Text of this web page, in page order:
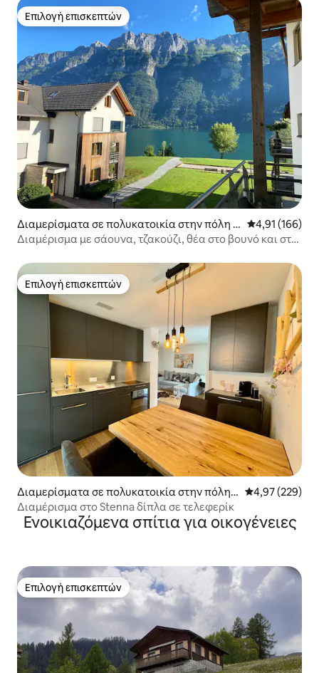
Επιλογή επισκεπτών
Επιλογή επισκεπτών
Διαμερίσματα σε πολυκατοικία στην πόλη U
nterterzen
Μέση
4,91 (166)
Διαμέρισμα με σάουνα, τζακούζι, θέα στο βουνό και στη
Επιλογή επισκεπτών
Επιλογή επισκεπτών
Διαμερίσματα σε πολυκατοικία στην πόλη F
lims
Μέση
4,97 (229)
Διαμέρισμα στο Stenna δίπλα σε τελεφερίκ
Ενοικιαζόμενα σπίτια για οικογένειες
Επιλογή επισκεπτών
Επιλογή επισκεπτών